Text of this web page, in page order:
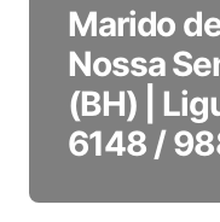
Marido
Nossa
(BH) |
6148 /